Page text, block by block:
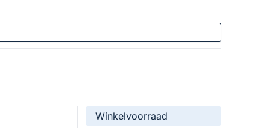
Winkelvoorraad